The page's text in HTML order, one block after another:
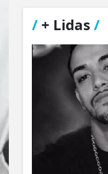
/+ Lidas /